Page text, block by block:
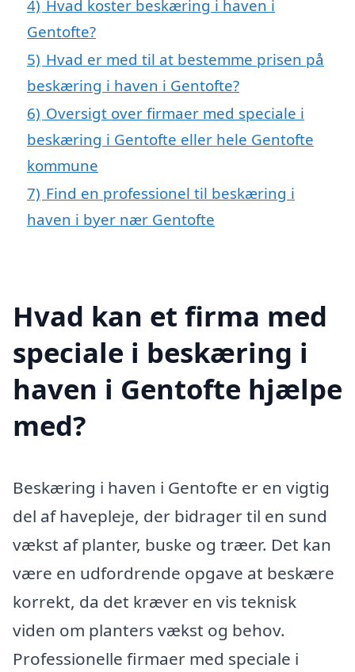
4) Hvad koster beskæring i haven i
Gentofte?
5) Hvad er med til at bestemme prisen på
beskæring i haven i Gentofte?
6) Oversigt over firmaer med speciale i
beskæring i Gentofte eller hele Gentofte
kommune
7) Find en professionel til beskæring i
haven i byer nær Gentofte
Hvad kan et firma med
speciale i beskæring i
haven i Gentofte hjælpe
med?
Beskæring i haven i Gentofte er en vigtig
del af havepleje, der bidrager til en sund
vækst af planter, buske og træer. Det kan
være en udfordrende opgave at beskære
korrekt, da det kræver en vis teknisk
viden om planters vækst og behov.
Professionelle firmaer med speciale i